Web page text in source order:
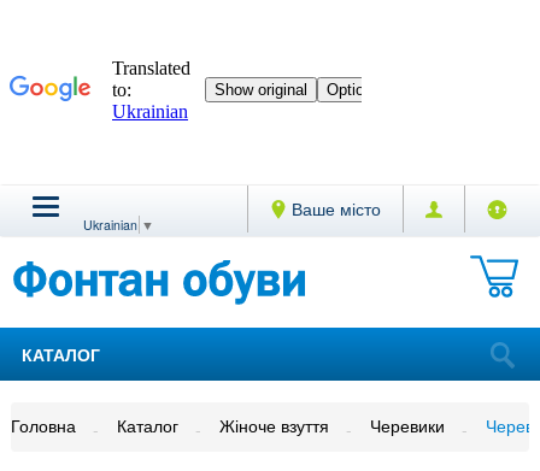
Ваше місто
Ukrainian ▼
КАТАЛОГ
Головна Каталог Жіноче взуття Черевики